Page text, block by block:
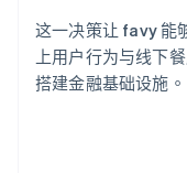
这一决策让 favy
上用户行为与线下
搭建金融基础设施。